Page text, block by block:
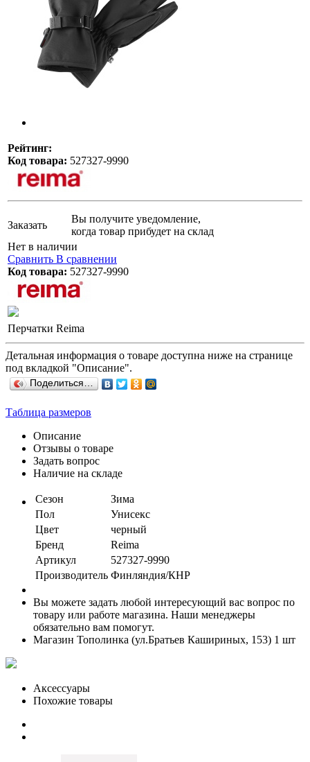
Рейтинг:
Код товара: 527327-9990
Заказать
Вы получите уведомление,
когда товар прибудет на склад
Нет в наличии
Сравнить В сравнении
Код товара: 527327-9990
Перчатки Reima
Детальная информация о товаре доступна ниже на странице
под вкладкой "Описание".
Поделиться…
Таблица размеров
Описание
Отзывы о товаре
Задать вопрос
Наличие на складе
Сезон
Зима
Пол
Унисекс
Цвет
черный
Бренд
Reima
Артикул
527327-9990
Производитель Финляндия/КНР
Вы можете задать любой интересующий вас вопрос по
товару или работе магазина. Наши менеджеры
обязательно вам помогут.
Магазин Тополинка (ул.Братьев Кашириных, 153) 1 шт
Аксессуары
Похожие товары